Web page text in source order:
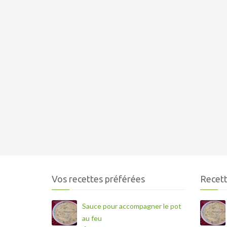
Vos recettes préférées
Sauce pour accompagner le pot
au feu